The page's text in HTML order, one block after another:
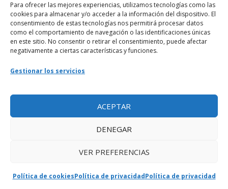
Para ofrecer las mejores experiencias, utilizamos tecnologías como las
cookies para almacenar y/o acceder a la información del dispositivo. El
consentimiento de estas tecnologías nos permitirá procesar datos
como el comportamiento de navegación o las identificaciones únicas
en este sitio. No consentir o retirar el consentimiento, puede afectar
negativamente a ciertas características y funciones.
Gestionar los servicios
ACEPTAR
DENEGAR
VER PREFERENCIAS
Política de cookiesPolítica de privacidadPolítica de privacidad
Webmaster
soporte@fotosdlahabana.com
Nuestro e-mail:
Ir al grupo de Facebook